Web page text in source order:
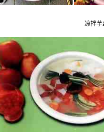
凉拌